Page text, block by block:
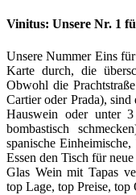
Vinitus: Unsere Nr. 1
Unsere Nummer Eins
Karte durch, die
Obwohl die
Cartier oder Prada),
Hauswein oder unter
bombastisch
spanische
Essen den Tisch für
Glas Wein mit Tapas
top Lage, top Preise, top